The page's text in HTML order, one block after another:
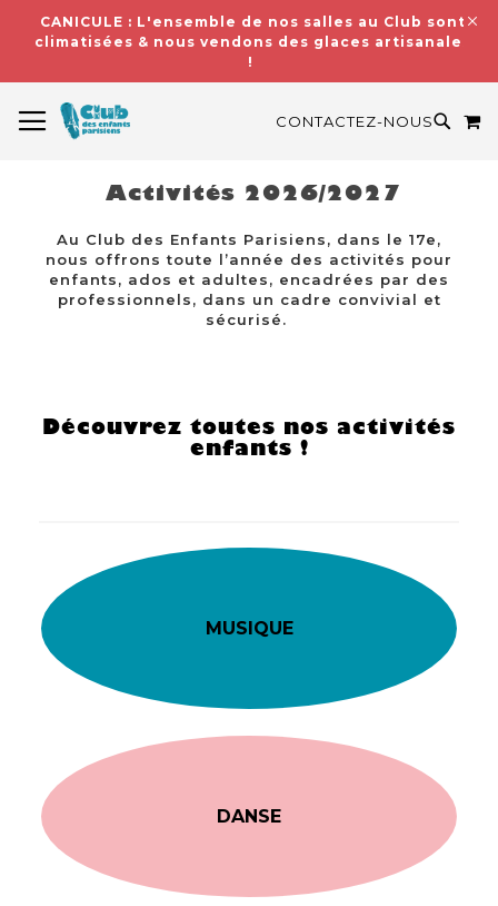
CANICULE : L'ensemble de nos salles au Club sont
climatisées & nous vendons des glaces artisanales
!
CONTACTEZ-NOUS
Activités 2026/2027
Au Club des Enfants Parisiens, dans le 17e,
nous offrons toute l’année des activités pour
enfants, ados et adultes, encadrées par des
professionnels, dans un cadre convivial et
sécurisé.
Découvrez toutes nos activités
enfants !
MUSIQUE
DANSE